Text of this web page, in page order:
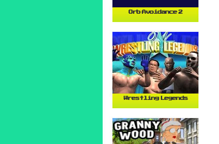
Orb Avoidance 2
Wrestling Legends